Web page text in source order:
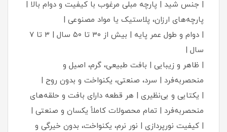
| جنس شید | پارچه مبلی مرغوب با کیفیت و دوام بالا |
پارچه‌های ارزان، پلاستیک یا مواد مصنوعی |
| دوام و طول عمر پایه | بیش از ۳۰ تا ۵۰ سال | ۳ تا ۷
سال |
| ظاهر و زیبایی | بافت طبیعی، گرم، اصیل و
منحصربه‌فرد | سرد، صنعتی، یکنواخت و بدون روح |
| یکتایی و بی‌نظیری | هر قطعه دارای بافت و حلقه‌های
منحصربه‌فرد | تمام محصولات کاملاً یکسان و صنعتی |
| کیفیت نورپردازی | نور نرم، یکنواخت، بدون خیرگی و